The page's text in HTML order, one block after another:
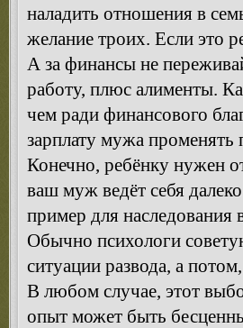
наладить отношения в
желание троих. Если это
А за финансы не
работу, плюс алименты.
чем ради финансового
зарплату мужа променять
Конечно, ребёнку нужен
ваш муж ведёт себя
пример для наследования
Обычно психологи
ситуации развода, а
В любом случае, этот
опыт может быть